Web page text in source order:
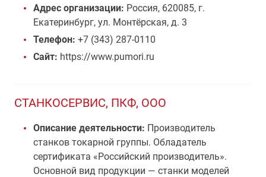
Адрес организации: Россия, 620085, г.
Екатеринбург, ул. Монтёрская, д. 3
Телефон: +7 (343) 287-0110
Сайт: https://www.pumori.ru
СТАНКОСЕРВИС, ПКФ, ООО
Описание деятельности: Производитель
станков токарной группы. Обладатель
сертификата «Российский производитель».
Основной вид продукции — станки моделей